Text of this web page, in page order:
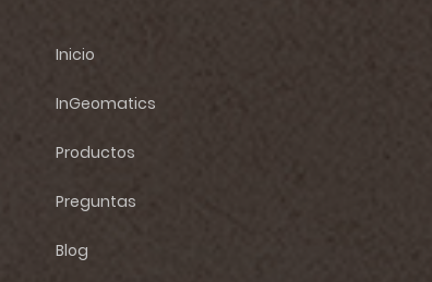
Inicio
InGeomatics
Productos
Preguntas
Blog